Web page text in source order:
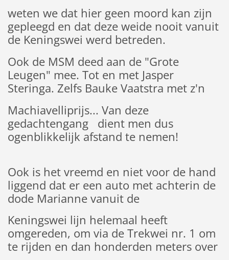
weten we dat hier geen moord kan zijn
gepleegd en dat deze weide nooit vanuit
de Keningswei werd betreden.
Ook de MSM deed aan de "Grote
Leugen" mee. Tot en met Jasper
Steringa. Zelfs Bauke Vaatstra met z'n
Machiavelliprijs... Van deze
gedachtengang dient men dus
ogenblikkelijk afstand te nemen!
Ook is het vreemd en niet voor de hand
liggend dat er een auto met achterin de
dode Marianne vanuit de
Keningswei lijn helemaal heeft
omgereden, om via de Trekwei nr. 1 om
te rijden en dan honderden meters over